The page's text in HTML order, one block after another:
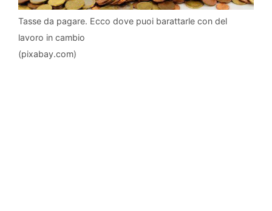
Tasse da pagare. Ecco dove puoi barattarle con del
lavoro in cambio
(pixabay.com)